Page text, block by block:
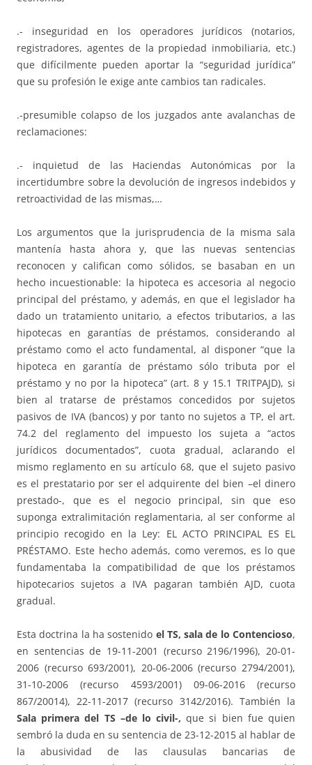
.- inseguridad en los operadores jurídicos (notarios,
registradores, agentes de la propiedad inmobiliaria, etc.)
que difícilmente pueden aportar la “seguridad jurídica”
que su profesión le exige ante cambios tan radicales.
.-presumible colapso de los juzgados ante avalanchas de
reclamaciones:
.- inquietud de las Haciendas Autonómicas por la
incertidumbre sobre la devolución de ingresos indebidos y
retroactividad de las mismas,…
Los argumentos que la jurisprudencia de la misma sala
mantenía hasta ahora y, que las nuevas sentencias
reconocen y califican como sólidos, se basaban en un
hecho incuestionable: la hipoteca es accesoria al negocio
principal del préstamo, y además, en que el legislador ha
dado un tratamiento unitario, a efectos tributarios, a las
hipotecas en garantías de préstamos, considerando al
préstamo como el acto fundamental, al disponer “que la
hipoteca en garantía de préstamo sólo tributa por el
préstamo y no por la hipoteca” (art. 8 y 15.1 TRITPAJD), si
bien al tratarse de préstamos concedidos por sujetos
pasivos de IVA (bancos) y por tanto no sujetos a TP, el art.
74.2 del reglamento del impuesto los sujeta a “actos
jurídicos documentados”, cuota gradual, aclarando el
mismo reglamento en su artículo 68, que el sujeto pasivo
es el prestatario por ser el adquirente del bien –el dinero
prestado-, que es el negocio principal, sin que eso
suponga extralimitación reglamentaria, al ser conforme al
principio recogido en la Ley: EL ACTO PRINCIPAL ES EL
PRÉSTAMO. Este hecho además, como veremos, es lo que
fundamentaba la compatibilidad de que los préstamos
hipotecarios sujetos a IVA pagaran también AJD, cuota
gradual.
Esta doctrina la ha sostenido el TS, sala de lo Contencioso,
en sentencias de 19-11-2001 (recurso 2196/1996), 20-01-
2006 (recurso 693/2001), 20-06-2006 (recurso 2794/2001),
31-10-2006 (recurso 4593/2001) 09-06-2016 (recurso
867/20014), 22-11-2017 (recurso 3142/2016). También la
Sala primera del TS –de lo civil-, que si bien fue quien
sembró la duda en su sentencia de 23-12-2015 al hablar de
la abusividad de las clausulas bancarias de